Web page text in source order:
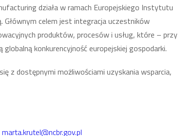
działa w ramach Europejskiego Instytutu
Głównym celem jest integracja uczestników
produktów, procesów i usług, które – przy
konkurencyjność europejskiej gospodarki.
z dostępnymi możliwościami uzyskania wsparcia,
marta.krutel@ncbr.gov.pl